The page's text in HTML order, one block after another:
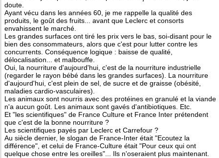
doute.
Ayant vécu dans les années 60, je me rappelle la qualité des
produits, le goût des fruits... avant que Leclerc et consorts
envahissent le marché.
Les grandes surfaces ont tiré les prix vers le bas, soi-disant pour le
bien des consommateurs, alors que c'est pour lutter contre les
concurrents. Conséquence logique : baisse de qualité,
délocalisation... et malbouffe.
Oui, la nourriture d'aujourd'hui, c'est de la nourriture industrielle
(regarder le rayon bébé dans les grandes surfaces). La nourriture
d'aujourd'hui, c'est plein de sel, de sucre et de graisse (obésité,
maladies cardio-vasculaires).
Les animaux sont nourris avec des protéines en granulé et la viande
n'a aucun goût. Les animaux sont gavés d'antibiotiques. Etc.
Et "les scientifiques" de France Culture et France Inter prétendent
que c'est de la bonne nourriture ?
Les scientifiques payés par Leclerc et Carrefour ?
Au siècle dernier, le slogan de France-Inter était "Ecoutez la
différence", et celui de France-Culture était "Pour ceux qui ont
quelque chose entre les oreilles"... Ils n'oseraient plus maintenant.